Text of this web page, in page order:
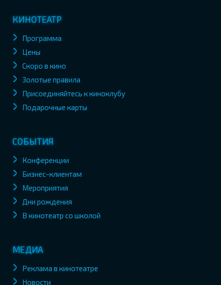
КИНОТЕАТР
Программа
Цены
Скоро в кино
Золотые правила
Присоединяйтесь к киноклубу
Подарочные карты
СОБЫТИЯ
Конференции
Бизнес-клиентам
Мероприятия
Дни рождения
В кинотеатр со школой
МЕДИА
Реклама в кинотеатре
Новости